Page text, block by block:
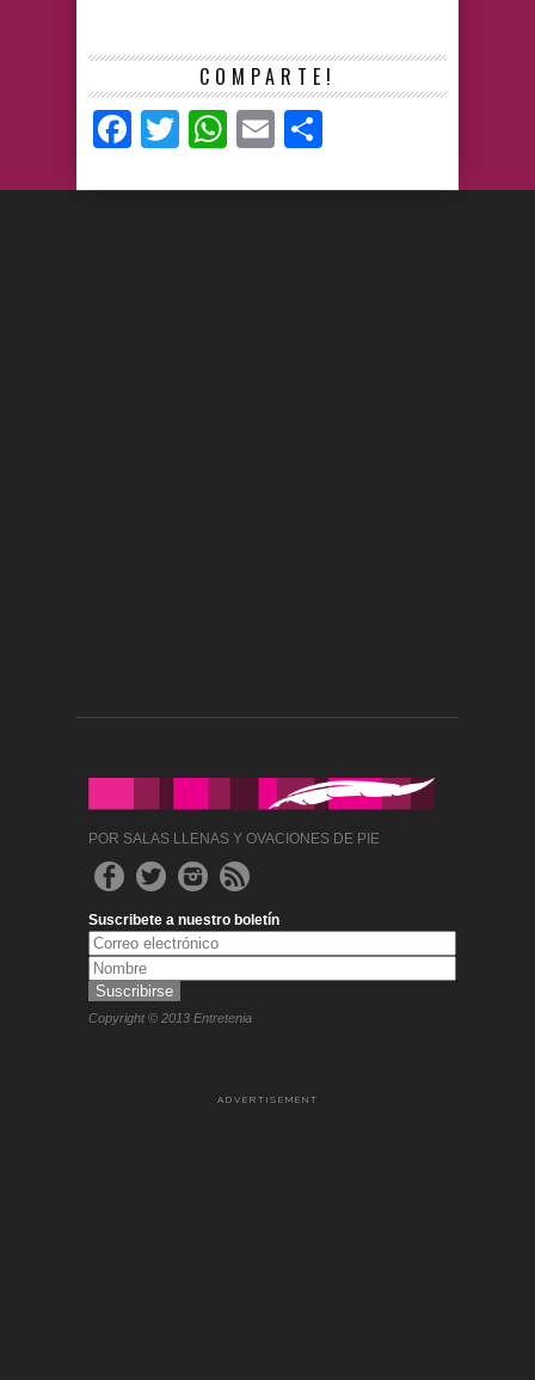
COMPARTE!
Facebook
TwitterWhatsApp
Email
POR SALAS LLENAS Y OVACIONES DE PIE
Suscribete a nuestro boletín
Copyright © 2013 Entretenia
ADVERTISEMENT